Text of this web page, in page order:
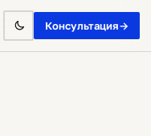
Консультация→